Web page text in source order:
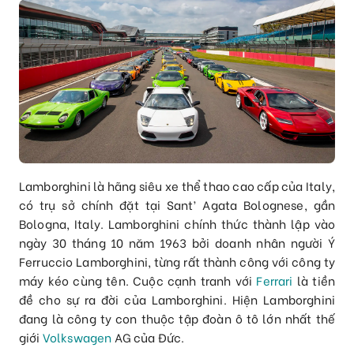
Lamborghini là hãng siêu xe thể thao cao cấp của Italy,
có trụ sở chính đặt tại Sant’ Agata Bolognese, gần
Bologna, Italy. Lamborghini chính thức thành lập vào
ngày 30 tháng 10 năm 1963 bởi doanh nhân người Ý
Ferruccio Lamborghini, từng rất thành công với công ty
máy kéo cùng tên. Cuộc cạnh tranh với Ferrari là tiền
đề cho sự ra đời của Lamborghini. Hiện Lamborghini
đang là công ty con thuộc tập đoàn ô tô lớn nhất thế
giới Volkswagen AG của Đức.